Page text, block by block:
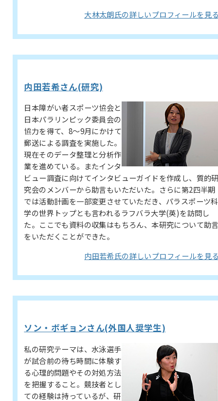
大林太朗氏の詳しいプロフィールを見
内田若希さん(研究)
日本障がい者スポーツ協会と
日本パラリンピック委員会の
協力を得て、8〜9月にかけて
郵送による調査を実施した。
現在そのデータ整理と分析作
業を進めている。またインタ
ビュー調査に向けてインタビューガイドを作成し、質的
究会のメンバーから助言もいただいた。さらに第2四半期
では活動計画を一部変更させていただき、パラスポーツ科
学の世界トップとも言われるラフバラ大学(英)を訪問し
た。ここでも資料の収集はもちろん、本研究について助
をいただくことができた。
内田若希氏の詳しいプロフィールを見
ソン・ボギョンさん(外国人奨学生)
私の研究テーマは、水泳選手
が試合前の待ち時間に体験す
る心理的問題やその対処方法
を把握すること。競技者とし
ての経験は持っているが、研